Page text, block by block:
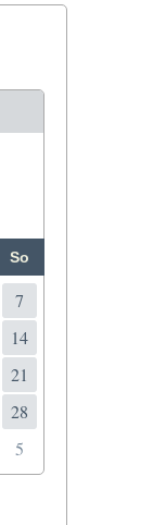
So
7
14
21
28
5